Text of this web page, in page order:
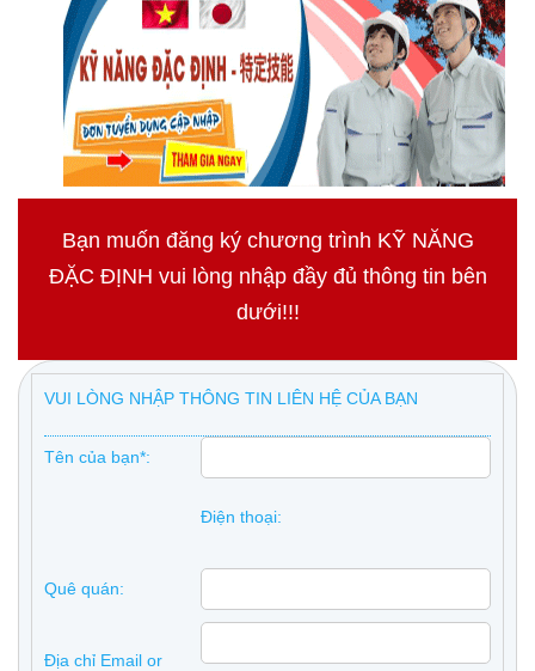
Bạn muốn đăng ký chương trình KỸ NĂNG
ĐẶC ĐỊNH vui lòng nhập đầy đủ thông tin bên
dưới!!!
VUI LÒNG NHẬP THÔNG TIN LIÊN HỆ CỦA BẠN
Tên của bạn*:
Điện thoại:
Quê quán:
Địa chỉ Email or